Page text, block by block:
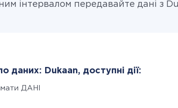
інтервалом передавайте дані з
даних: Dukaan, доступні дії:
ДАНІ